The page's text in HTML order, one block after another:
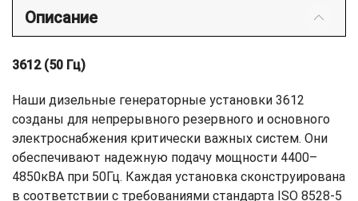
Описание
3612 (50 Гц)
Наши дизельные генераторные установки 3612
созданы для непрерывного резервного и основного
электроснабжения критически важных систем. Они
обеспечивают надежную подачу мощности 4400–
4850кВА при 50Гц. Каждая установка сконструирована
в соответствии с требованиями стандарта ISO 8528-5